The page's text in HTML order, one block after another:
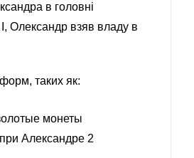
в головні
I, Олександр взяв владу в
таких як: